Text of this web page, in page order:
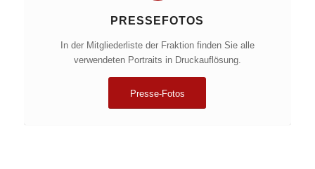
PRESSEFOTOS
In der Mitgliederliste der Fraktion finden Sie alle
verwendeten Portraits in Druckauflösung.
Presse-Fotos